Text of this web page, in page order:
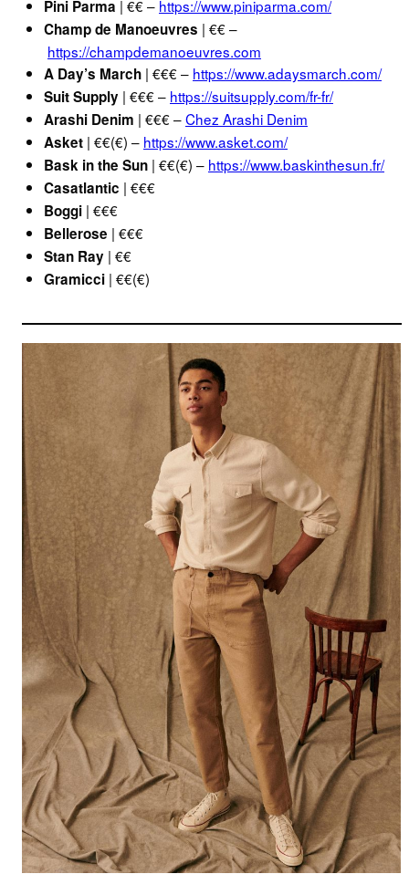
Pini Parma | €€ – https://www.piniparma.com/
Champ de Manoeuvres | €€ –
https://champdemanoeuvres.com
A Day’s March | €€€ – https://www.adaysmarch.com/
Suit Supply | €€€ – https://suitsupply.com/fr-fr/
Arashi Denim | €€€ –Chez Arashi Denim
Asket | €€(€) – https://www.asket.com/
Bask in the Sun | €€(€) – https://www.baskinthesun.fr/
Casatlantic | €€€
Boggi | €€€
Bellerose | €€€
Stan Ray | €€
Gramicci | €€(€)